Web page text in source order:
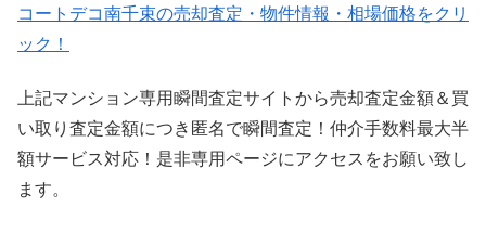
コートデコ南千束の売却査定・物件情報・相場価格をクリ
ック！
上記マンション専用瞬間査定サイトから売却査定金額＆買
い取り査定金額につき匿名で瞬間査定！仲介手数料最大半
額サービス対応！是非専用ページにアクセスをお願い致し
ます。